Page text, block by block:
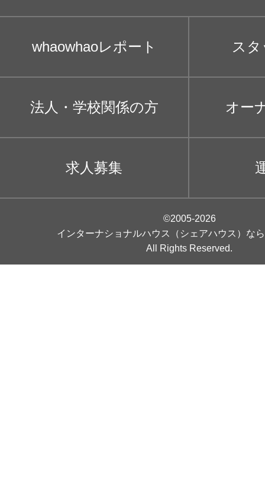
whaowhaoレポート ス
法人・学校関係の方 オー
求人募集
©2005-2026
インターナショナルハウス（シェアハウス）な
All Rights Reserved.